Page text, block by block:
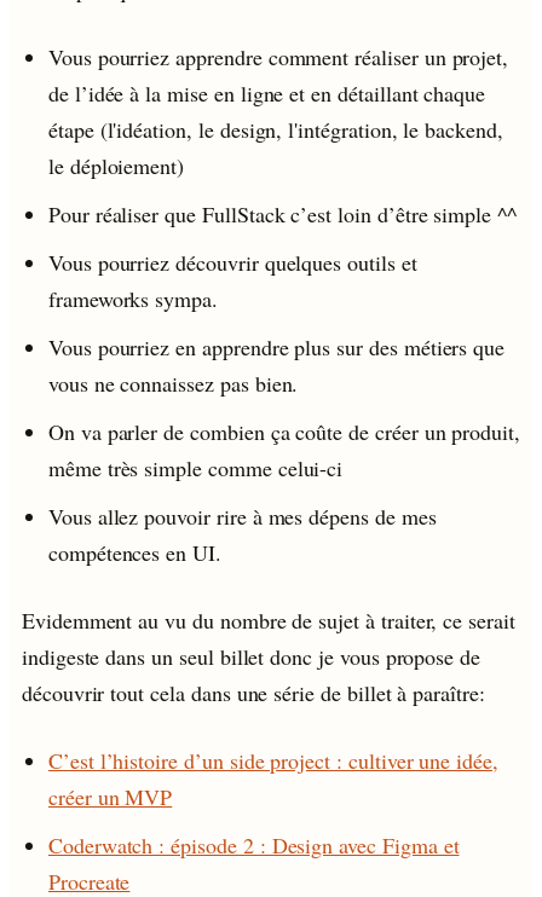
Vous pourriez apprendre comment réaliser un projet,
de l’idée à la mise en ligne et en détaillant chaque
étape (l'idéation, le design, l'intégration, le backend,
le déploiement)
Pour réaliser que FullStack c’est loin d’être simple ^^
Vous pourriez découvrir quelques outils et
frameworks sympa.
Vous pourriez en apprendre plus sur des métiers que
vous ne connaissez pas bien.
On va parler de combien ça coûte de créer un produit,
même très simple comme celui-ci
Vous allez pouvoir rire à mes dépens de mes
compétences en UI.
Evidemment au vu du nombre de sujet à traiter, ce serait
indigeste dans un seul billet donc je vous propose de
découvrir tout cela dans une série de billet à paraître:
C’est l’histoire d’un side project : cultiver une idée,
créer un MVP
Coderwatch : épisode 2 : Design avec Figma et
Procreate